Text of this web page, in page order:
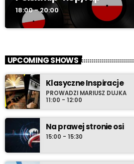
18:00 - 20:00
UPCOMING SHOWS
Klasyczne Inspiracje
PROWADZI MARIUSZ DUJKA
11:00 - 12:00
Na prawej stronie osi
15:00 - 15:30